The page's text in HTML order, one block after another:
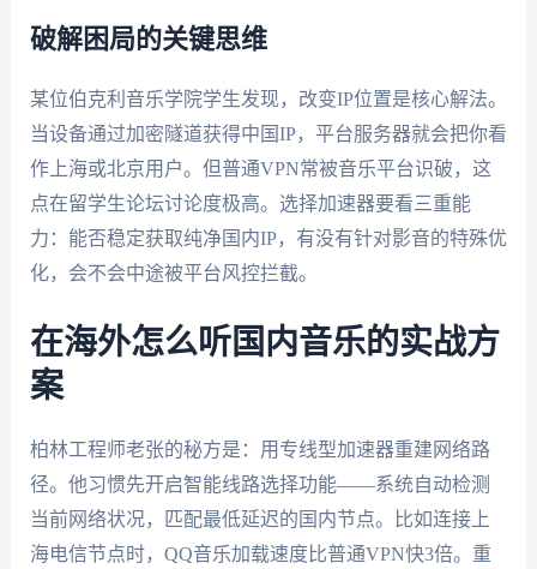
破解困局的关键思维
某位伯克利音乐学院学生发现，改变IP位置是核心解法。
当设备通过加密隧道获得中国IP，平台服务器就会把你看
作上海或北京用户。但普通VPN常被音乐平台识破，这
点在留学生论坛讨论度极高。选择加速器要看三重能
力：能否稳定获取纯净国内IP，有没有针对影音的特殊优
化，会不会中途被平台风控拦截。
在海外怎么听国内音乐的实战方
案
柏林工程师老张的秘方是：用专线型加速器重建网络路
径。他习惯先开启智能线路选择功能——系统自动检测
当前网络状况，匹配最低延迟的国内节点。比如连接上
海电信节点时，QQ音乐加载速度比普通VPN快3倍。重